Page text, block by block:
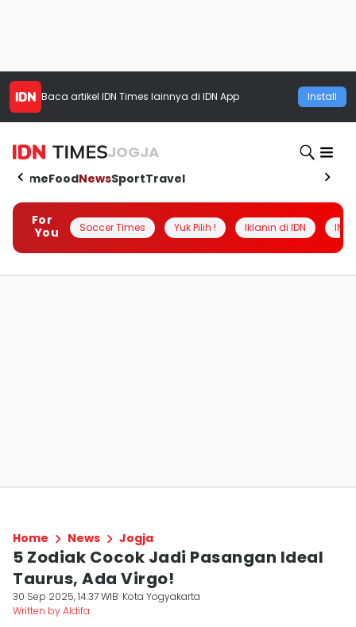
Baca artikel IDN Times lainnya di IDN App Install
JOGJA
HomeFoodNewsSportTravel
For
You
Soccer Times Yuk Pilih ! Iklanin di IDN
Home News Jogja
5 Zodiak Cocok Jadi Pasangan Ideal
Taurus, Ada Virgo!
30 Sep 2025, 14:37 WIB Kota Yogyakarta
Written by Aldifa